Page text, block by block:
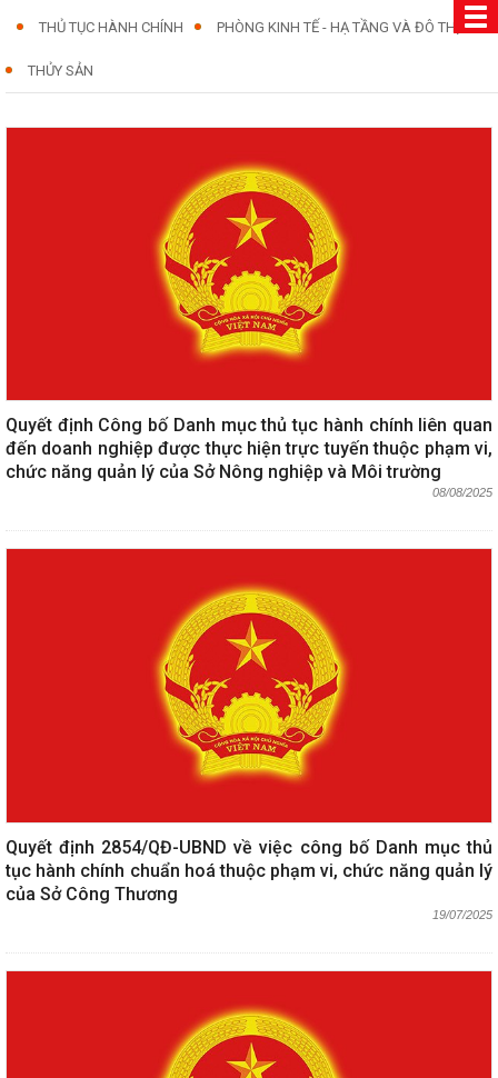
THỦ TỤC HÀNH CHÍNH PHÒNG KINH TẾ - HẠ TẦNG VÀ ĐÔ THỊ
THỦY SẢN
Quyết định Công bố Danh mục thủ tục hành chính liên quan
đến doanh nghiệp được thực hiện trực tuyến thuộc phạm vi,
chức năng quản lý của Sở Nông nghiệp và Môi trường
08/08/2025
Quyết định 2854/QĐ-UBND về việc công bố Danh mục thủ
tục hành chính chuẩn hoá thuộc phạm vi, chức năng quản lý
của Sở Công Thương
19/07/2025